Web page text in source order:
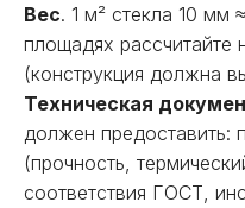
Вес. 1 м² стекла 10 мм
площадях рассчитайте
(конструкция должна
Техническая
должен предоставить:
(прочность,
соответствия ГОСТ,